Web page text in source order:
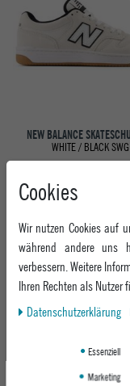
NEW BALANCE
WHITE / BLACK SWG
ab 109,95 €
Cookies
Wir nutzen Cookies auf
während andere uns
verbessern. Weitere
Ihren Rechten als Nutzer
Daten­schutz­erklärung
Essenziell
Marketing